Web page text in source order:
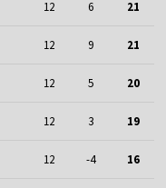
12 6 21
12 9 21
12 5 20
12 3 19
12 -4 16